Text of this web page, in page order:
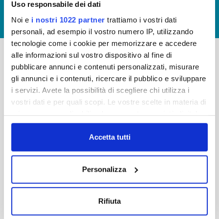
Uso responsabile dei dati
Noi e i nostri 1022 partner trattiamo i vostri dati
personali, ad esempio il vostro numero IP, utilizzando
tecnologie come i cookie per memorizzare e accedere
alle informazioni sul vostro dispositivo al fine di
pubblicare annunci e contenuti personalizzati, misurare
gli annunci e i contenuti, ricercare il pubblico e sviluppare
i servizi. Avete la possibilità di scegliere chi utilizza i
vostri dati e per quali scopi. Le vostre scelte in materia di
in cui avete effettuato le vostre scelte. È possibile
modificare o revocare il proprio consenso in qualsiasi
momento dalla Dichiarazione sui cookie o facendo clic
Con il tuo consenso, vorremmo anche:
raccogliere informazioni sulla tua posizione
Accetta tutti
Personalizza
Rifiuta
LAVORA CON NOI
Publiacqua S.p.A
Via Villamagna 90/c -
50126 Fi
Tel. +39 055688903
Reg Imprese Firenze
-
FAQ
PRIVACY POLICY
COOKIE
WHISTLEBLOWING
CREDITS